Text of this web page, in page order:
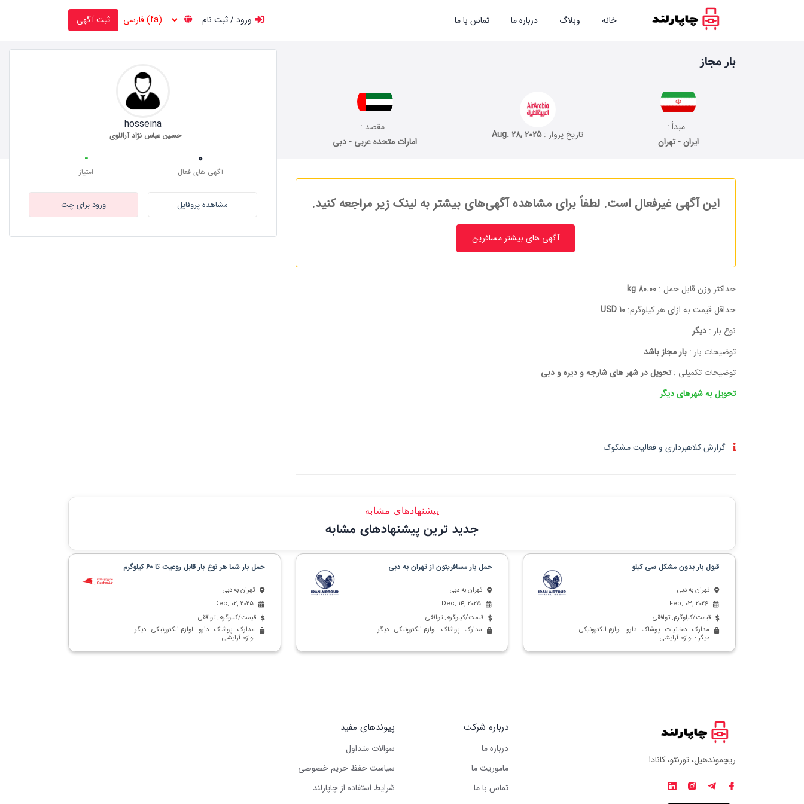
خانه وبلاگ درباره ما تماس با ما ورود / ثبت نام ثبت آگهی
بار مجاز
مبدأ :
ایران - تهران
تاریخ پرواز :Aug. 28, 2025
مقصد :
امارات متحده عربی - دبی
hosseina
حسین عباس نژاد آراللوی
0
آگهی های فعال
-
امتیاز
مشاهده پروفایل ورود برای چت این آگهی غیرفعال است. لطفاً برای مشاهده آگهی‌های بیشتر به لینک زیر مراجعه کنید.
آگهی های بیشتر مسافرین
حداکثر وزن قابل حمل : 80.00 kg
حداقل قیمت به ازای هر کیلوگرم: 10 USD
نوع بار : دیگر
توضیحات بار : بار مجاز باشد
توضیحات تکمیلی :تحویل در شهر های شارجه و دیره و دبی
تحویل به شهرهای دیگر
گزارش کلاهبرداری و فعالیت مشکوک
پیشنهادهای مشابه
جدید ترین پیشنهادهای مشابه
قبول بار بدون مشکل سی کیلو
تهران به دبی
Feb. 03, 2026
قیمت/کیلوگرم: توافقی
مدارک - دخانیات - پوشاک - دارو - لوازم الکترونیکی -
دیگر - لوازم آرایشی
حمل بار مسافریتون از تهران به دبی
تهران به دبی
Dec. 14, 2025
قیمت/کیلوگرم: توافقی
مدارک - پوشاک - لوازم الکترونیکی - دیگر
حمل بار شما هر نوع بار قابل روعیت تا 60 کیلوگرم
تهران به دبی
Dec. 02, 2025
قیمت/کیلوگرم: توافقی
مدارک - پوشاک - دارو - لوازم الکترونیکی - دیگر -
لوازم آرایشی
ریچموندهیل، تورنتو، کانادا
درباره شرکت
درباره ما
ماموریت ما
تماس با ما
پیوندهای مفید
سوالات متداول
سیاست حفظ حریم خصوصی
شرایط استفاده از چاپارلند